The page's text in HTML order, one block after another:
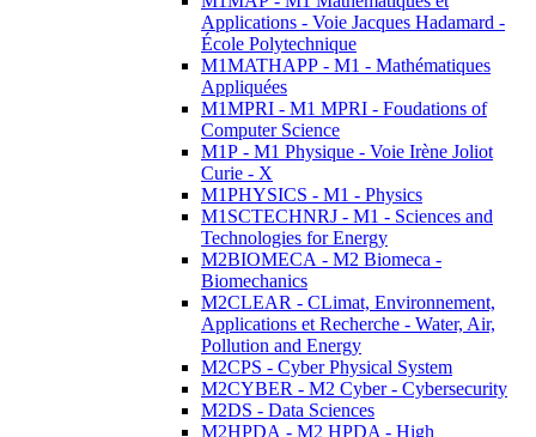
Applications - Voie Jacques Hadamard -
École Polytechnique
M1MATHAPP - M1 - Mathématiques
Appliquées
M1MPRI - M1 MPRI - Foudations of
Computer Science
M1P - M1 Physique - Voie Irène Joliot
Curie - X
M1PHYSICS - M1 - Physics
M1SCTECHNRJ - M1 - Sciences and
Technologies for Energy
M2BIOMECA - M2 Biomeca -
Biomechanics
M2CLEAR - CLimat, Environnement,
Applications et Recherche - Water, Air,
Pollution and Energy
M2CPS - Cyber Physical System
M2CYBER - M2 Cyber - Cybersecurity
M2DS - Data Sciences
M2HPDA - M2 HPDA - High